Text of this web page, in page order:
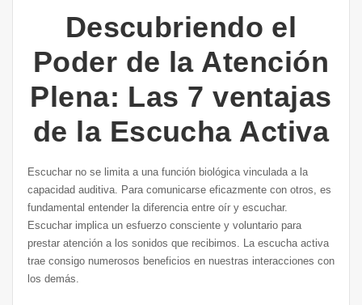
Descubriendo el
Poder de la Atención
Plena: Las 7 ventajas
de la Escucha Activa
Escuchar no se limita a una función biológica vinculada a la
capacidad auditiva. Para comunicarse eficazmente con otros, es
fundamental entender la diferencia entre oír y escuchar.
Escuchar implica un esfuerzo consciente y voluntario para
prestar atención a los sonidos que recibimos. La escucha activa
trae consigo numerosos beneficios en nuestras interacciones con
los demás.